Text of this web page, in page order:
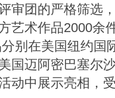
审团的严格筛选
艺术作品2000余
别在美国纽约国
国迈阿密巴塞尔
动中展示亮相，